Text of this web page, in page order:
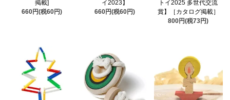
掲載]
660円(税60円)
イ2023】
660円(税60円)
トイ2025 多世代交流
賞】［カタログ掲載］
800円(税73円)